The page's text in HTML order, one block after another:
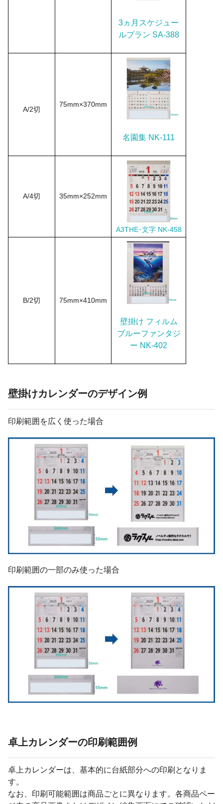
3ヵ月スケジュー
ルプラン SA-388
A/2切
75mm×370mm
名園集 NK-111
A/4切 35mm×252mm
A3THE･文字 NK-458
B/2切 75mm×410mm
壁掛け フィルム
ブルーファンタジ
ー NK-402
壁掛けカレンダーのデザイン例
印刷範囲を広く使った場合
印刷範囲の一部のみ使った場合
卓上カレンダーの印刷範囲例
卓上カレンダーは、基本的に台紙部分への印刷となりま
す。
なお、印刷可能範囲は商品ごとに異なります。各商品ペー